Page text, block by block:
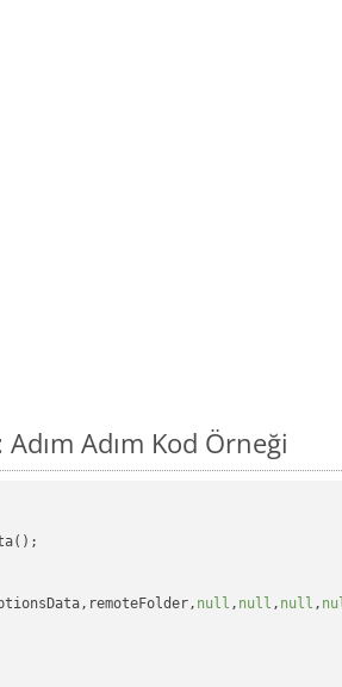
Adım Kod Örneği
null , null , null ,